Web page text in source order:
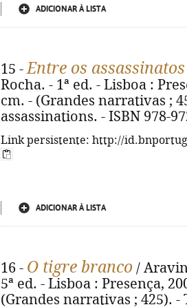
ADICIONAR À LISTA
15 -Entre os assassinatos
Rocha. - 1ª ed. - Lisboa :
cm. - (Grandes narrativas ;
assassinations. - ISBN 978-
Link persistente: http://
ADICIONAR À LISTA
16 - O tigre branco /
5ª ed. - Lisboa : Presença,
(Grandes narrativas ; 425).